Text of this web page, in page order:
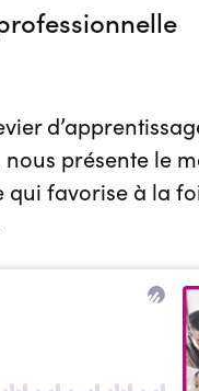
présente le
favorise à la